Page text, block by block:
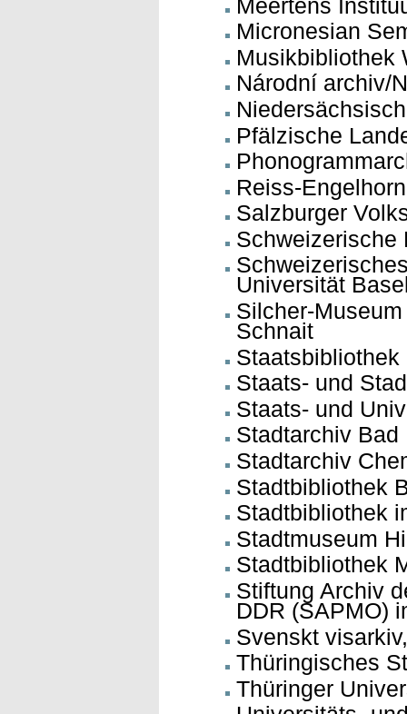
Micronesian
Musikbibliothek
Národní archiv/
Pfälzische
Reiss-
Salzburger
Schweizerische
Universität
Silcher-
Schnait
Staats- und
Staats- und
Stadtarchiv Bad
Stadtarchiv
Stadtbibliothek
Stadtbibliothek
Stadtmuseum
Stadtbibliothek
Stiftung Archiv
DDR (SAPMO)
Svenskt
Thüringisches
Thüringer